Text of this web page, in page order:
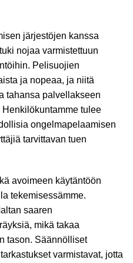
järjestöjen kanssa
nojaa varmistettuun
Pelisuojien
ja nopeaa, ja niitä
tahansa palvellakseen
tulee
ongelmapelaamisen
tarvittavan tuen
avoimeen käytäntöön
tekemisessämme.
saaren
mikä takaa
tason. Säännölliset
varmistavat, jotta